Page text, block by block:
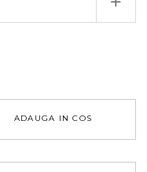
ADAUGA IN COS